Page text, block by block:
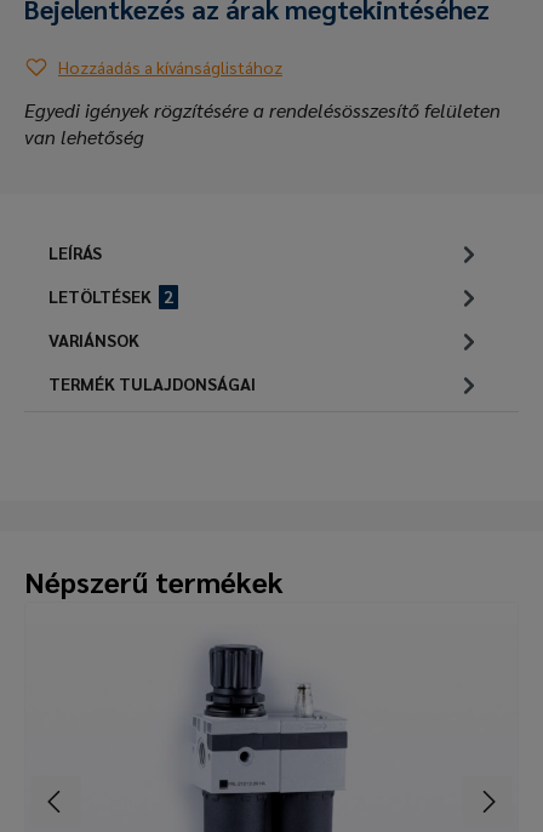
Bejelentkezés az árak megtekintéséhez
Hozzáadás a kívánságlistához
Egyedi igények rögzítésére a rendelésösszesítő felületen
van lehetőség
LEÍRÁS
LETÖLTÉSEK
2
VARIÁNSOK
TERMÉK TULAJDONSÁGAI
Népszerű termékek